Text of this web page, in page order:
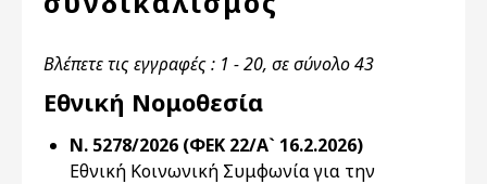
Βλέπετε τις εγγραφές : 1 - 20, σε σύνολο 43
Εθνική Νομοθεσία
Ν. 5278/2026 (ΦΕΚ 22/Α` 16.2.2026)
Εθνική Κοινωνική Συμφωνία για την